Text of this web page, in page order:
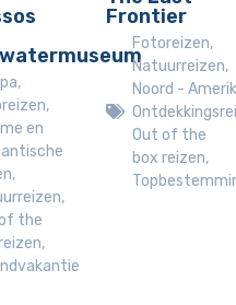
,
,
en
,
,
the
,
Frontier
Fotoreizen,
Natuurreizen,
Noord -
Out of the
box reizen,